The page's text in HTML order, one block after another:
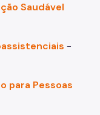
Saudável
-
para Pessoas